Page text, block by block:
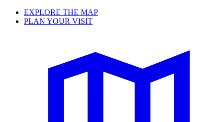
EXPLORE THE MAP
PLAN YOUR VISIT